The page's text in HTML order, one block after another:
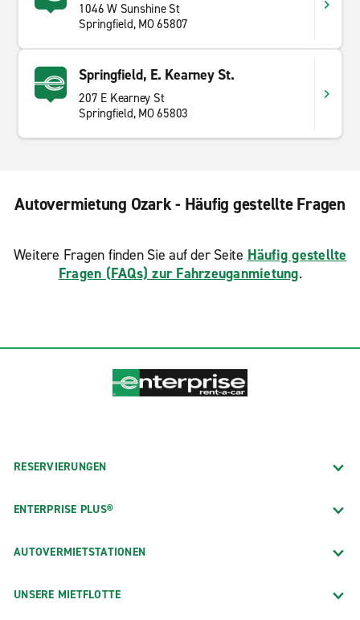
1046 W Sunshine St
Springfield, MO 65807
Springfield, E. Kearney St.
207 E Kearney St
Springfield, MO 65803
Autovermietung Ozark - Häufig gestellte Fragen
Weitere Fragen finden Sie auf der Seite Häufig gestellte
Fragen (FAQs) zur Fahrzeuganmietung.
RESERVIERUNGEN
ENTERPRISE PLUS®
AUTOVERMIETSTATIONEN
UNSERE MIETFLOTTE